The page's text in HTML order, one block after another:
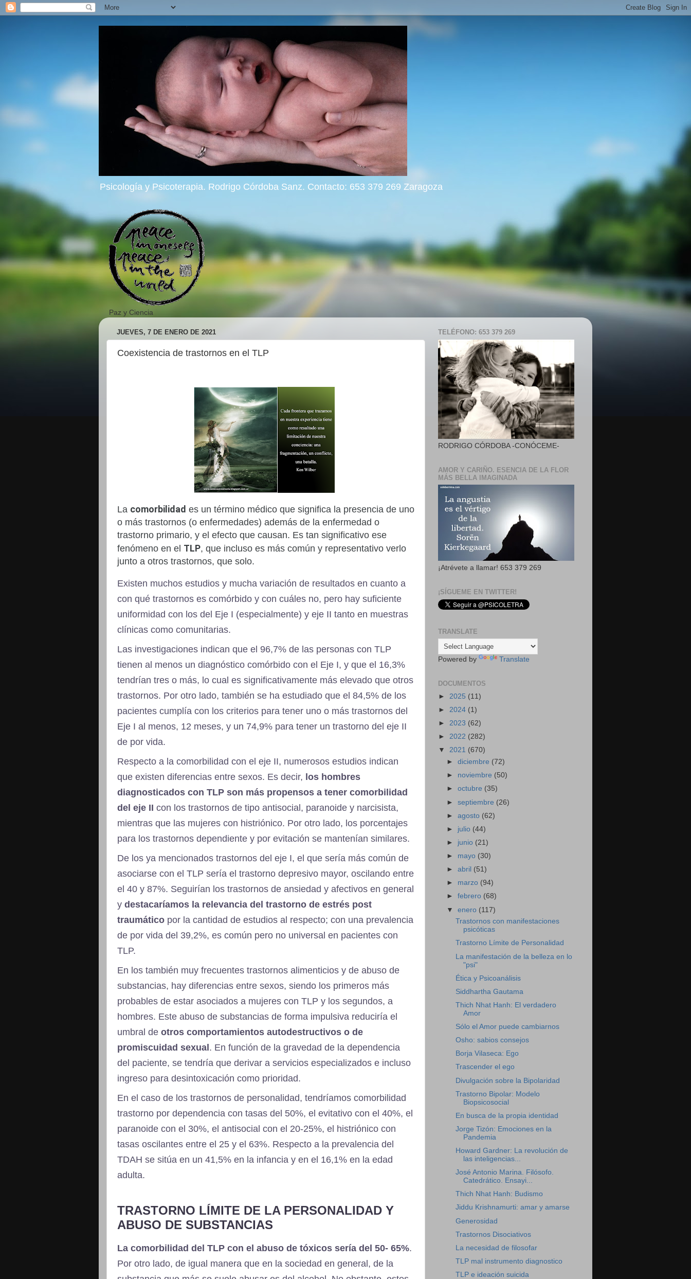
Psicología y Psicoterapia. Rodrigo Córdoba Sanz. Contacto: 653 379 269 Zaragoza
Paz y Ciencia
JUEVES, 7 DE ENERO DE 2021
Coexistencia de trastornos en el TLP
La comorbilidad es un término médico que significa la presencia de uno
o más trastornos (o enfermedades) además de la enfermedad o
trastorno primario, y el efecto que causan. Es tan significativo ese
fenómeno en el TLP, que incluso es más común y representativo verlo
junto a otros trastornos, que solo.
Existen muchos estudios y mucha variación de resultados en cuanto a
con qué trastornos es comórbido y con cuáles no, pero hay suficiente
uniformidad con los del Eje I (especialmente) y eje II tanto en muestras
clínicas como comunitarias.
Las investigaciones indican que el 96,7% de las personas con TLP
tienen al menos un diagnóstico comórbido con el Eje I, y que el 16,3%
tendrían tres o más, lo cual es significativamente más elevado que otros
trastornos. Por otro lado, también se ha estudiado que el 84,5% de los
pacientes cumplía con los criterios para tener uno o más trastornos del
Eje I al menos, 12 meses, y un 74,9% para tener un trastorno del eje II
de por vida.
Respecto a la comorbilidad con el eje II, numerosos estudios indican
que existen diferencias entre sexos. Es decir, los hombres
diagnosticados con TLP son más propensos a tener comorbilidad
del eje II con los trastornos de tipo antisocial, paranoide y narcisista,
mientras que las mujeres con histriónico. Por otro lado, los porcentajes
para los trastornos dependiente y por evitación se mantenían similares.
De los ya mencionados trastornos del eje I, el que sería más común de
asociarse con el TLP sería el trastorno depresivo mayor, oscilando entre
el 40 y 87%. Seguirían los trastornos de ansiedad y afectivos en general
y destacaríamos la relevancia del trastorno de estrés post
traumático por la cantidad de estudios al respecto; con una prevalencia
de por vida del 39,2%, es común pero no universal en pacientes con
TLP.
En los también muy frecuentes trastornos alimenticios y de abuso de
substancias, hay diferencias entre sexos, siendo los primeros más
probables de estar asociados a mujeres con TLP y los segundos, a
hombres. Este abuso de substancias de forma impulsiva reduciría el
umbral de otros comportamientos autodestructivos o de
promiscuidad sexual . En función de la gravedad de la dependencia
del paciente, se tendría que derivar a servicios especializados e incluso
ingreso para desintoxicación como prioridad.
En el caso de los trastornos de personalidad, tendríamos comorbilidad
trastorno por dependencia con tasas del 50%, el evitativo con el 40%, el
paranoide con el 30%, el antisocial con el 20-25%, el histriónico con
tasas oscilantes entre el 25 y el 63%. Respecto a la prevalencia del
TDAH se sitúa en un 41,5% en la infancia y en el 16,1% en la edad
adulta.
TRASTORNO LÍMITE DE LA PERSONALIDAD Y
ABUSO DE SUBSTANCIAS
La comorbilidad del TLP con el abuso de tóxicos sería del 50- 65%.
Por otro lado, de igual manera que en la sociedad en general, de la
TELÉFONO: 653 379 269
RODRIGO CÓRDOBA -CONÓCEME-
AMOR Y CARIÑO. ESENCIA DE LA FLOR
MÁS BELLA IMAGINADA
¡Atrévete a llamar! 653 379 269
¡SÍGUEME EN TWITTER!
TRANSLATE
Powered by Translate
DOCUMENTOS
► 2025 (11)
► 2024 (1)
► 2023 (62)
► 2022 (282)
▼ 2021 (670)
►diciembre (72)
► noviembre (50)
►octubre (35)
►septiembre (26)
►agosto (62)
► julio (44)
► junio (21)
► mayo (30)
►abril (51)
► marzo (94)
►febrero (68)
▼enero (117)
Trastornos con manifestaciones
psicóticas
Trastorno Límite de Personalidad
La manifestación de la belleza en lo
"psi"
Ética y Psicoanálisis
Siddhartha Gautama
Thich Nhat Hanh: El verdadero
Amor
Sólo el Amor puede cambiarnos
Osho: sabios consejos
Borja Vilaseca: Ego
Trascender el ego
Divulgación sobre la Bipolaridad
Trastorno Bipolar: Modelo
Biopsicosocial
En busca de la propia identidad
Jorge Tizón: Emociones en la
Pandemia
Howard Gardner: La revolución de
las inteligencias...
José Antonio Marina. Filósofo.
Catedrático. Ensayi...
Thich Nhat Hanh: Budismo
Jiddu Krishnamurti: amar y amarse
Generosidad
Trastornos Disociativos
La necesidad de filosofar
TLP mal instrumento diagnostico
TLP e ideación suicida